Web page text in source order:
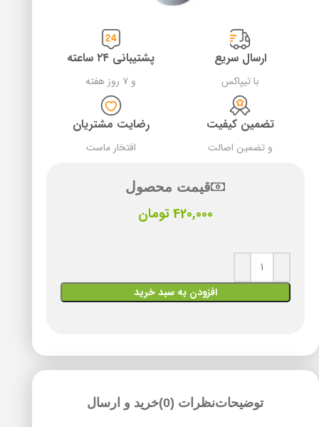
ارسال سریع
با تیپاکس
پشتیبانی ۲۴ ساعته
و ۷ روز هفته
تضمین کیفیت
و تضمین اصالت
رضایت مشتریان
افتخار ماست
قیمت محصول
420,000تومان
افزودن به سبد خرید
توضیحاتنظرات (0) خرید و ارسال